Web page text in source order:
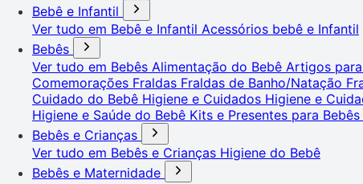
Bebê e Infantil
Ver tudo em Bebê e Infantil Acessórios bebê e Infantil
Bebês
Ver tudo em Bebês Alimentação do Bebê Artigos
Comemorações Fraldas Fraldas de Banho/Natação
Cuidado do Bebê Higiene e Cuidados Higiene e
Higiene e Saúde do Bebê Kits e Presentes para Bebês
Bebês e Crianças
Ver tudo em Bebês e Crianças Higiene do Bebê
Bebês e Maternidade